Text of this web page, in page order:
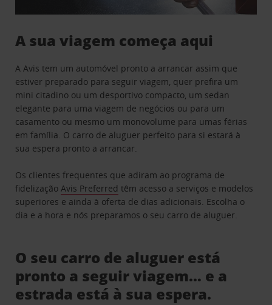
A sua viagem começa aqui
A Avis tem um automóvel pronto a arrancar assim que
estiver preparado para seguir viagem, quer prefira um
mini citadino ou um desportivo compacto, um sedan
elegante para uma viagem de negócios ou para um
casamento ou mesmo um monovolume para umas férias
em família. O carro de aluguer perfeito para si estará à
sua espera pronto a arrancar.
Os clientes frequentes que adiram ao programa de
fidelizaçãoAvis Preferred têm acesso a serviços e modelos
superiores e ainda à oferta de dias adicionais. Escolha o
dia e a hora e nós preparamos o seu carro de aluguer.
O seu carro de aluguer está
pronto a seguir viagem… e a
estrada está à sua espera.